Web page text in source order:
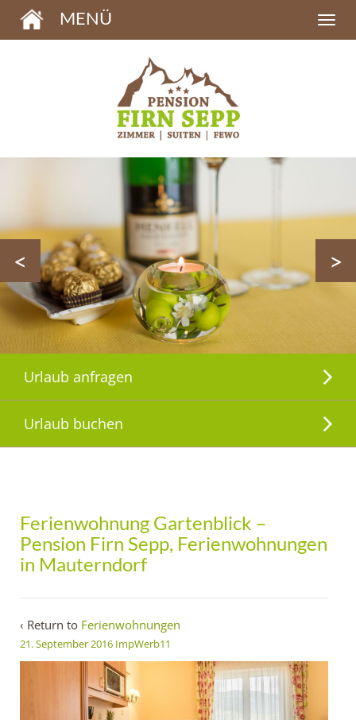
MENÜ
< >
Urlaub anfragen
Urlaub buchen
Ferienwohnung Gartenblick –
Pension Firn Sepp, Ferienwohnungen
in Mauterndorf
‹ Return to Ferienwohnungen
21. September 2016 ImpWerb11